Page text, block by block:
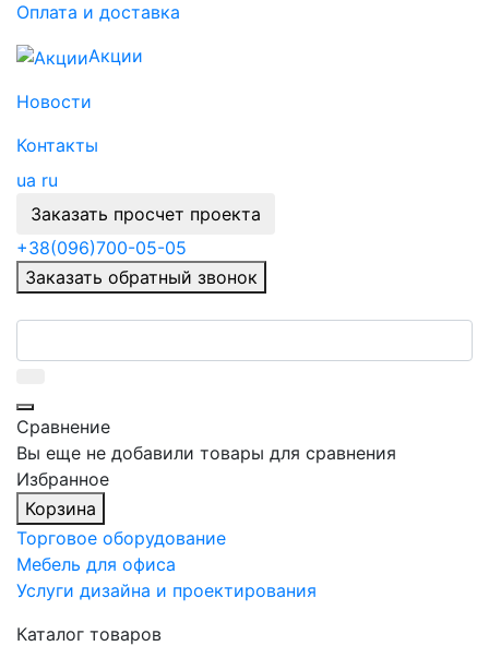
Оплата и доставка
Акции
Новости
Контакты
ua ru
Заказать просчет проекта
+38(096)700-05-05
Заказать обратный звонок
Сравнение
Вы еще не добавили товары для сравнения
Избранное
Корзина
Торговое оборудование
Мебель для офиса
Услуги дизайна и проектирования
Каталог товаров